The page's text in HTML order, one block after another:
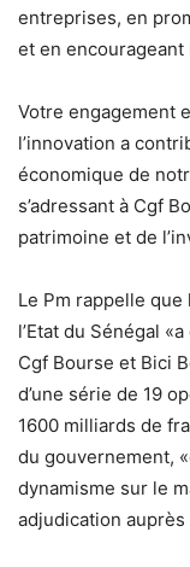
entreprises, en
et en
Votre engagement
l’innovation a
économique de
s’adressant à Cgf
patrimoine et de
Le Pm rappelle
l’Etat du Sénégal
Cgf Bourse et Bici
d’une série de 19
1600 milliards de
du gouvernement,
dynamisme sur le
adjudication auprès